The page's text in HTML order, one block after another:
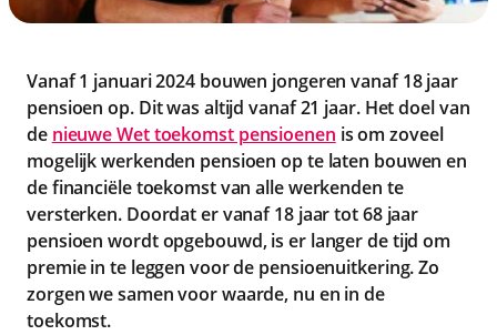
Vanaf 1 januari 2024 bouwen jongeren vanaf 18 jaar
pensioen op. Dit was altijd vanaf 21 jaar. Het doel van
de nieuwe Wet toekomst pensioenen is om zoveel
mogelijk werkenden pensioen op te laten bouwen en
de financiële toekomst van alle werkenden te
versterken. Doordat er vanaf 18 jaar tot 68 jaar
pensioen wordt opgebouwd, is er langer de tijd om
premie in te leggen voor de pensioenuitkering. Zo
zorgen we samen voor waarde, nu en in de
toekomst.